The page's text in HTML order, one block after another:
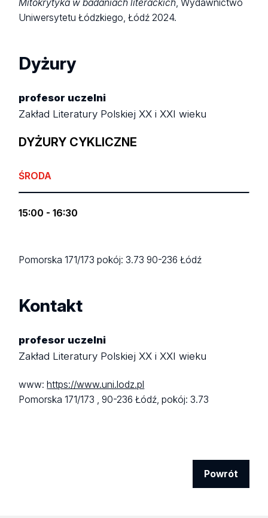
Mitokrytyka w badaniach literackich, Wydawnictwo
Uniwersytetu Łódzkiego, Łódź 2024.
Dyżury
profesor uczelni
Zakład Literatury Polskiej XX i XXI wieku
DYŻURY CYKLICZNE
ŚRODA
15:00 - 16:30
Pomorska 171/173pokój: 3.7390-236 Łódź
Kontakt
profesor uczelni
Zakład Literatury Polskiej XX i XXI wieku
www:https://www.uni.lodz.pl
Pomorska 171/173 ,90-236 Łódź,pokój: 3.73
Powrót